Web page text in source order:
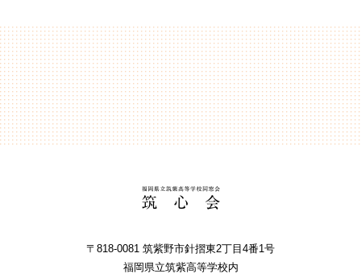
〒818-0081 筑紫野市針摺東2丁⽬4番1号
福岡県⽴筑紫⾼等学校内